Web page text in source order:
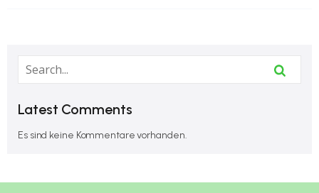
Latest Comments
Es sind keine Kommentare vorhanden.